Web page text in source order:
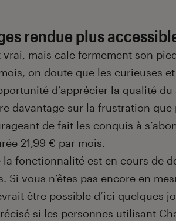
rendue plus
vrai, mais cale fermement son
on doute que les curieuses
d’apprécier la qualité du
davantage sur la frustration
de fait les conquis à
21,99 € par mois.
la fonctionnalité est en cours de
Si vous n’êtes pas encore en
être possible d’ici quelques
si les personnes utilisant